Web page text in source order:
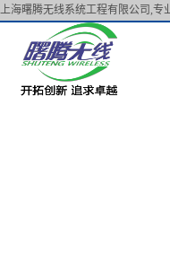
上海曙腾无线系统工程有限公司,专